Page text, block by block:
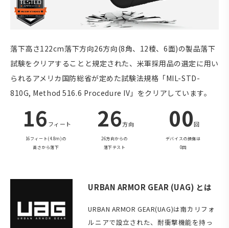
落下高さ122cm落下方向26方向(8角、12稜、6面)の製品落下
試験をクリアすることと規定された、米軍採用品の選定に用い
られるアメリカ国防総省が定めた試験法規格「MIL-STD-
810G, Method 516.6 Procedure IV」をクリアしています。
16 フィート
16フィート(4.8m)の
高さから落下
26方向
26方向からの
落下テスト
00回
デバイスの損傷は
0回
URBAN ARMOR GEAR (UAG) とは
URBAN ARMOR GEAR(UAG)は南カリフォ
ルニアで設立された、耐衝撃機能を持っ